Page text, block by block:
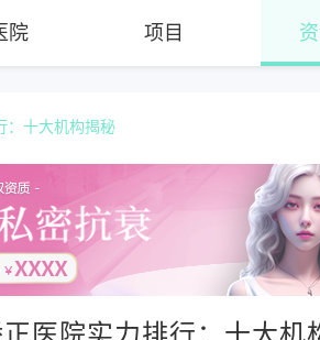
院 项目
：十大机构揭秘
医院实力排行：十大机